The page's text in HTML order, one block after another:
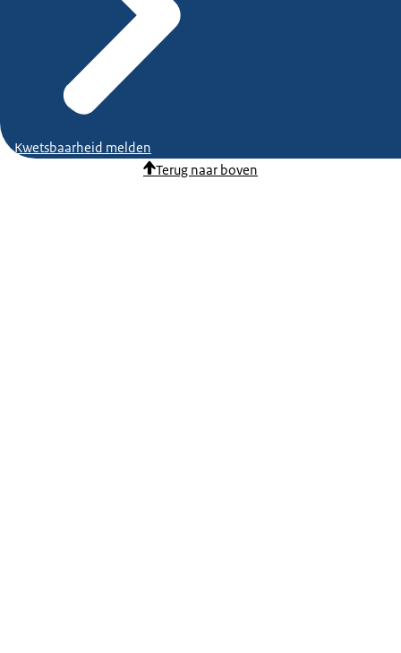
Kwetsbaarheid melden
Terug naar boven